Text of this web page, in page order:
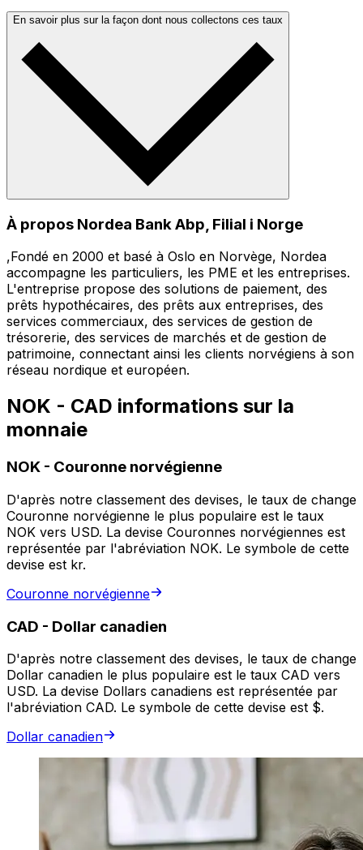
En savoir plus sur la façon dont nous collectons ces taux
À propos Nordea Bank Abp, Filial i Norge
,Fondé en 2000 et basé à Oslo en Norvège, Nordea
accompagne les particuliers, les PME et les entreprises.
L'entreprise propose des solutions de paiement, des
prêts hypothécaires, des prêts aux entreprises, des
services commerciaux, des services de gestion de
trésorerie, des services de marchés et de gestion de
patrimoine, connectant ainsi les clients norvégiens à son
réseau nordique et européen.
NOK - CAD informations sur la
monnaie
NOK - Couronne norvégienne
D'après notre classement des devises, le taux de change
Couronne norvégienne le plus populaire est le taux
NOK vers USD. La devise Couronnes norvégiennes est
représentée par l'abréviation NOK. Le symbole de cette
devise est kr.
Couronne norvégienne
CAD - Dollar canadien
D'après notre classement des devises, le taux de change
Dollar canadien le plus populaire est le taux CAD vers
USD. La devise Dollars canadiens est représentée par
l'abréviation CAD. Le symbole de cette devise est $.
Dollar canadien